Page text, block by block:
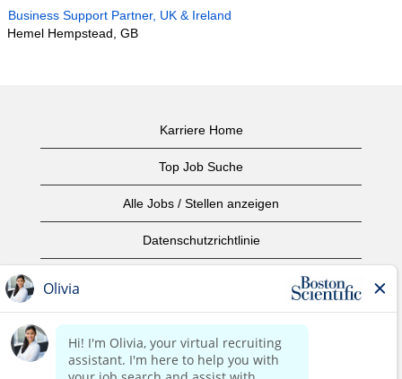
Business Support Partner, UK & Ireland
Hemel Hempstead, GB
Karriere Home
Top Job Suche
Alle Jobs / Stellen anzeigen
Datenschutzrichtlinie
Urheberrecht
Kontaktieren Sie uns